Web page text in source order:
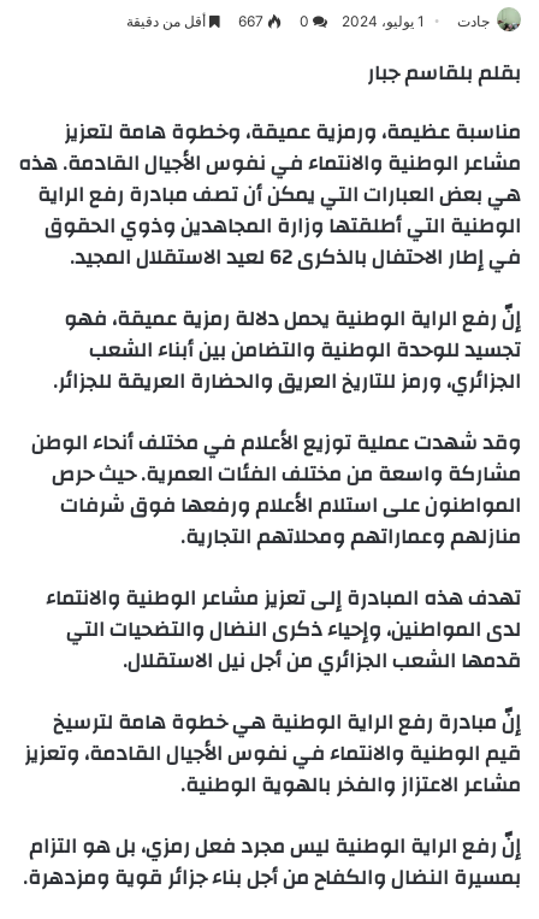
جادت 1 يوليو، 2024 0
667 أقل من دقيقة
بقلم بلقاسم جبار
مناسبة عظيمة، ورمزية عميقة، وخطوة هامة لتعزيز
مشاعر الوطنية والانتماء في نفوس الأجيال القادمة. هذه
هي بعض العبارات التي يمكن أن تصف مبادرة رفع الراية
الوطنية التي أطلقتها وزارة المجاهدين وذوي الحقوق
في إطار الاحتفال بالذكرى 62 لعيد الاستقلال المجيد.
إنّ رفع الراية الوطنية يحمل دلالة رمزية عميقة، فهو
تجسيد للوحدة الوطنية والتضامن بين أبناء الشعب
الجزائري، ورمز للتاريخ العريق والحضارة العريقة للجزائر.
وقد شهدت عملية توزيع الأعلام في مختلف أنحاء الوطن
مشاركة واسعة من مختلف الفئات العمرية. حيث حرص
المواطنون على استلام الأعلام ورفعها فوق شرفات
منازلهم وعماراتهم ومحلاتهم التجارية.
تهدف هذه المبادرة إلى تعزيز مشاعر الوطنية والانتماء
لدى المواطنين، وإحياء ذكرى النضال والتضحيات التي
قدمها الشعب الجزائري من أجل نيل الاستقلال.
إنّ مبادرة رفع الراية الوطنية هي خطوة هامة لترسيخ
قيم الوطنية والانتماء في نفوس الأجيال القادمة، وتعزيز
مشاعر الاعتزاز والفخر بالهوية الوطنية.
إنّ رفع الراية الوطنية ليس مجرد فعل رمزي، بل هو التزام
بمسيرة النضال والكفاح من أجل بناء جزائر قوية ومزدهرة.